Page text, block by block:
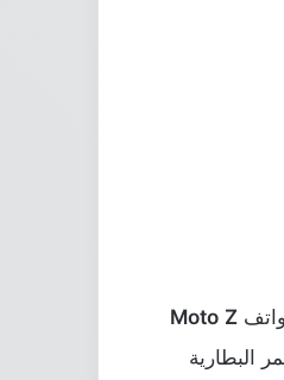
Moto Z
البطارية